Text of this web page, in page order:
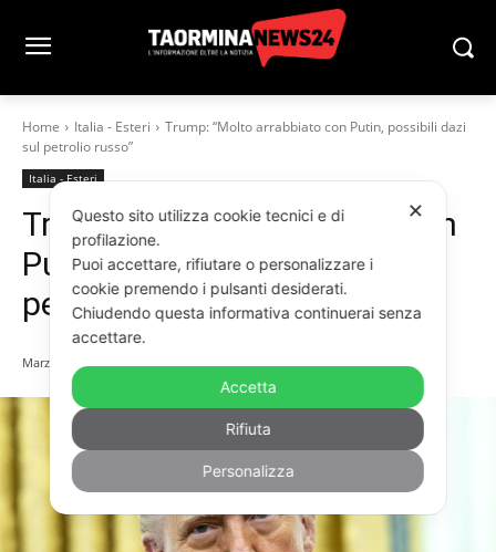
Home Italia - Esteri
Trump: “Molto arrabbiato con Putin, possibili dazi
sul petrolio russo”
Italia - Esteri
Trump: “Molto arrabbiato con
Putin, possibili dazi sul
petrolio russo”
Marzo 30, 2025
✕
Questo sito utilizza cookie tecnici e di
profilazione.
Puoi accettare, rifiutare o personalizzare i
cookie premendo i pulsanti desiderati.
Chiudendo questa informativa continuerai senza
accettare.
Accetta
Rifiuta
Personalizza